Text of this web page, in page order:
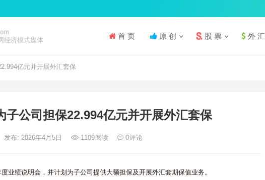
经济模式媒体
首 页 原 创 股 票 外 汇
亿元并开展外汇套保
子公司担保22.994亿元并开展外汇套保
发布: 2026年4月5日 1109阅读 0评论
业绩说明会，并计划为子公司提供大额担保及开展外汇套期保值业务。